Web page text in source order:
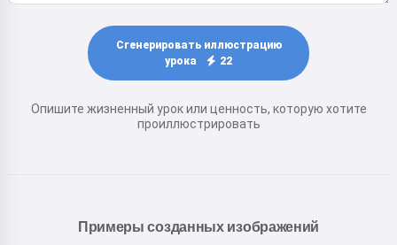
Сгенерировать иллюстрацию
урока
22
Опишите жизненный урок или ценность, которую хотите
проиллюстрировать
Примеры созданных изображений